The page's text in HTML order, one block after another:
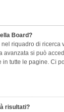
Board?
riquadro di ricerca
avanzata si può
in tutte le pagine. Ci
risultati?